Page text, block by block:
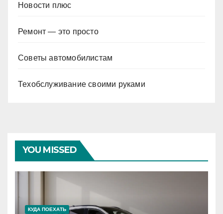
Новости плюс
Ремонт — это просто
Советы автомобилистам
Техобслуживание своими руками
YOU MISSED
КУДА ПОЕХАТЬ